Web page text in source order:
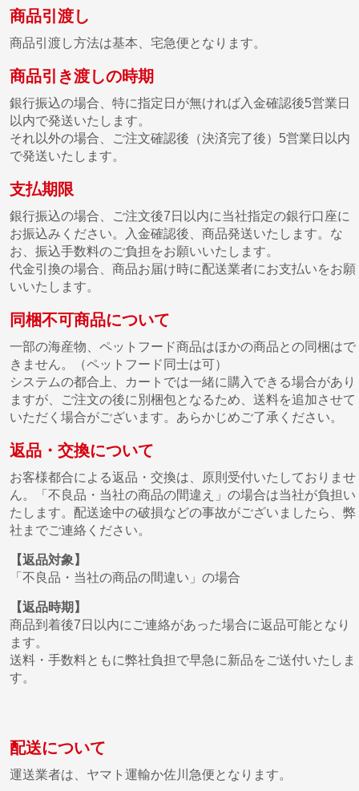
商品引渡し
商品引渡し方法は基本、宅急便となります。
商品引き渡しの時期
銀行振込の場合、特に指定日が無ければ入金確認後5営業日
以内で発送いたします。
それ以外の場合、ご注文確認後（決済完了後）5営業日以内
で発送いたします。
支払期限
銀行振込の場合、ご注文後7日以内に当社指定の銀行口座に
お振込みください。入金確認後、商品発送いたします。な
お、振込手数料のご負担をお願いいたします。
代金引換の場合、商品お届け時に配送業者にお支払いをお願
いいたします。
同梱不可商品について
一部の海産物、ペットフード商品はほかの商品との同梱はで
きません。（ペットフード同士は可）
システムの都合上、カートでは一緒に購入できる場合があり
ますが、ご注文の後に別梱包となるため、送料を追加させて
いただく場合がございます。あらかじめご了承ください。
返品・交換について
お客様都合による返品・交換は、原則受付いたしておりませ
ん。「不良品・当社の商品の間違え」の場合は当社が負担い
たします。配送途中の破損などの事故がございましたら、弊
社までご連絡ください。
【返品対象】
「不良品・当社の商品の間違い」の場合
【返品時期】
商品到着後7日以内にご連絡があった場合に返品可能となり
ます。
送料・手数料ともに弊社負担で早急に新品をご送付いたしま
す。
配送について
運送業者は、ヤマト運輸か佐川急便となります。